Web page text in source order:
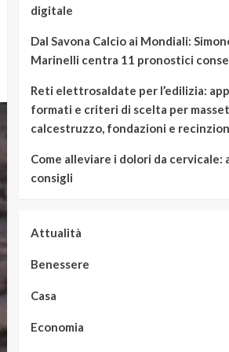
digitale
Dal Savona Calcio ai Mondiali:
Marinelli centra 11 pronostici
Reti elettrosaldate per l’edilizia:
formati e criteri di scelta per
calcestruzzo, fondazioni e
Come alleviare i dolori da cervicale:
consigli
Attualità
Benessere
Casa
Economia